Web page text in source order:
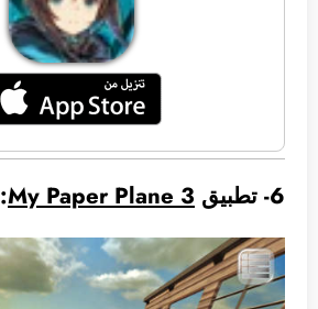
6- تطبيق My Paper Plane 3
: